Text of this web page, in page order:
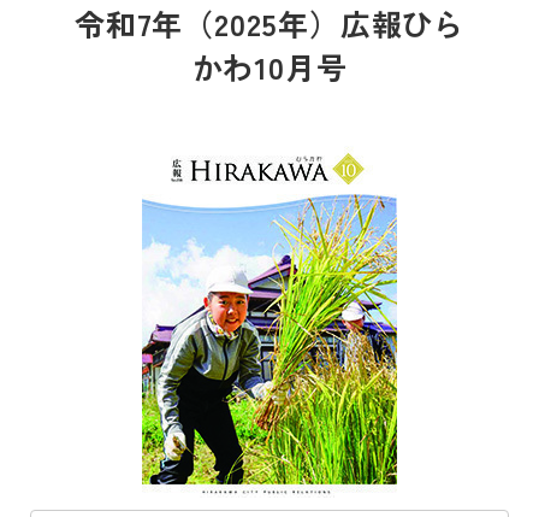
令和7年（2025年）広報ひら
かわ10月号